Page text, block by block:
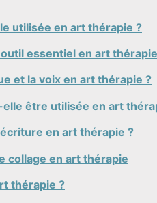
utilisée en art thérapie ?
essentiel en art
et la voix en art thérapie ?
être utilisée en art
en art thérapie ?
collage en art thérapie
thérapie ?